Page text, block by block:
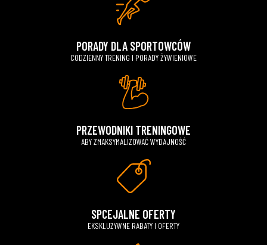
PORADY DLA SPORTOWCÓW
CODZIENNY TRENING I PORADY ŻYWIENIOWE
PRZEWODNIKI TRENINGOWE
ABY ZMAKSYMALIZOWAĆ WYDAJNOŚĆ
SPCEJALNE OFERTY
EKSKLUZYWNE RABATY I OFERTY